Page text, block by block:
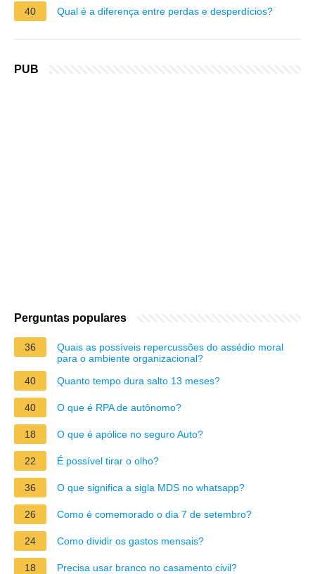
40 Qual é a diferença entre perdas e desperdícios?
PUB
Perguntas populares
36
Quais as possíveis repercussões do assédio moral
para o ambiente organizacional?
40
Quanto tempo dura salto 13 meses?
40 O que é RPA de autônomo?
18 O que é apólice no seguro Auto?
22 É possível tirar o olho?
36 O que significa a sigla MDS no whatsapp?
26 Como é comemorado o dia 7 de setembro?
24 Como dividir os gastos mensais?
18 Precisa usar branco no casamento civil?